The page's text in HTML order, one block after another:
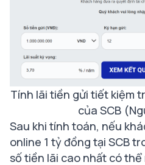
Tính lãi tiền gửi tiết kiệm
của SCB
Sau khi tính toán, nếu
online 1 tỷ đồng tại SCB
số tiền lãi cao nhất có thể